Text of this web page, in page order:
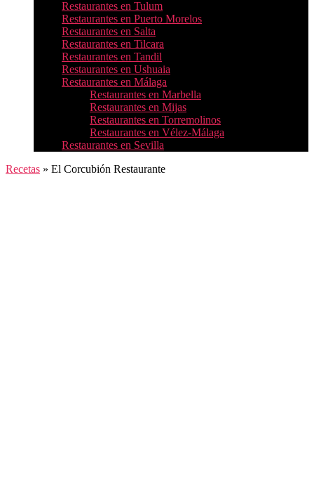
Restaurantes en Tulum
Restaurantes en Puerto Morelos
Restaurantes en Salta
Restaurantes en Tilcara
Restaurantes en Tandil
Restaurantes en Ushuaia
Restaurantes en Málaga
Restaurantes en Marbella
Restaurantes en Mijas
Restaurantes en Torremolinos
Restaurantes en Vélez-Málaga
Restaurantes en Sevilla
Recetas » El Corcubión Restaurante